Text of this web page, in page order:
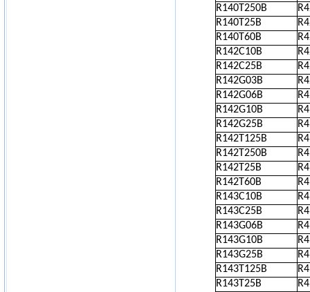
R140T250B
R140T25B
R140T60B
R142C10B
R142C25B
R142G03B
R142G06B
R142G10B
R142G25B
R142T125B
R142T250B
R142T25B
R142T60B
R143C10B
R143C25B
R143G06B
R143G10B
R143G25B
R143T125B
R143T25B